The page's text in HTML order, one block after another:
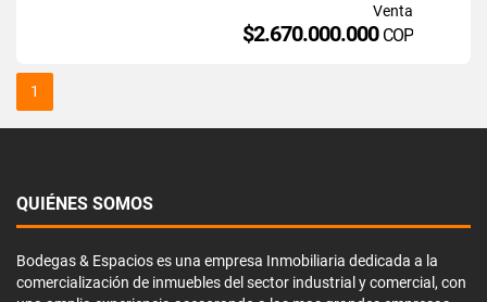
Venta
$2.670.000.000 COP
1
QUIÉNES SOMOS
Bodegas & Espacios es una empresa Inmobiliaria dedicada a la
comercialización de inmuebles del sector industrial y comercial, con